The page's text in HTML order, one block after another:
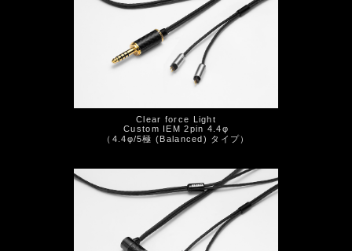
Clear force Light
Custom IEM 2pin 4.4φ
（4.4φ/5極 (Balanced) タイプ）